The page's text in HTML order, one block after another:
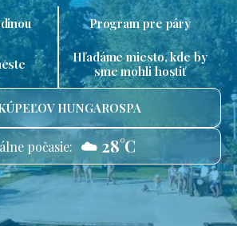
Program pre páry
Hľadáme miesto, kde by
sme mohli hostiť
HUNGAROSPA
počasie: ☁️ 28°C